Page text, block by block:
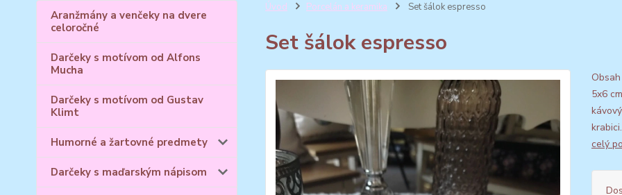
Aranžmány a venčeky na dvere
celoročné
Darčeky s motívom od Alfons
Mucha
Darčeky s motívom od Gustav
Klimt
Humorné a žartovné predmety
Darčeky s maďarským nápisom
Úvod Porcelán a keramika Set šálok espresso
Set šálok espresso
5x6
celý